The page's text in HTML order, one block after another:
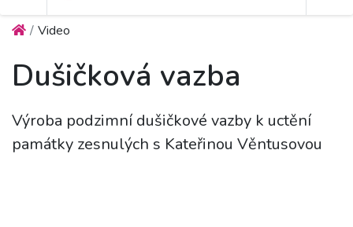
Video
Dušičková vazba
Výroba podzimní dušičkové vazby k uctění
památky zesnulých s Kateřinou Věntusovou